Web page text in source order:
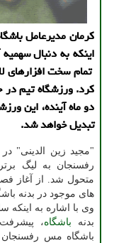
كرمان مدیرعامل
تمام سخت افزارهای
كرد. ورزشگاه تیم
دو ماه آینده، این
تبدیل خواهد شد.
"مجید زین الدینی"
رفسنجان به لیگ
متحول شد. از آغاز
های موجود در بدنه
وی با اشاره به اینکه
بدنه باشگاه،
باشگاه مس رفسنجان